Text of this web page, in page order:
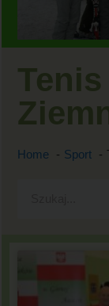
Tenis
Home Sport